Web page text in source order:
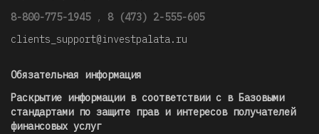
8-800-775-1945 , 8 (473) 2-555-605
clients_support@investpalata.ru
Обязательная информация
Раскрытие информации в соответствии с в Базовыми
стандартами по защите прав и интересов получателей
финансовых услуг